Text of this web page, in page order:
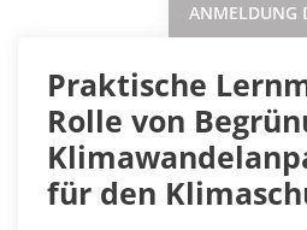
ANMELDUNG
Praktische
Rolle von
für den